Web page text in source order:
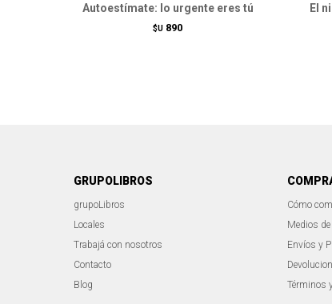
Autoestímate: lo urgente eres tú
$U 890
El
GRUPOLIBROS
grupoLibros
Locales
Trabajá con nosotros
Contacto
Blog
Cómo
Medios de
Envíos y
Términos